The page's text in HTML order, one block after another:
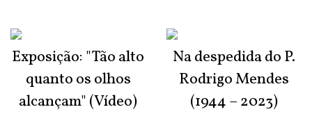
Exposição: "Tão alto
quanto os olhos
alcançam" (Vídeo)
Na despedida do P.
Rodrigo Mendes
(1944 – 2023)